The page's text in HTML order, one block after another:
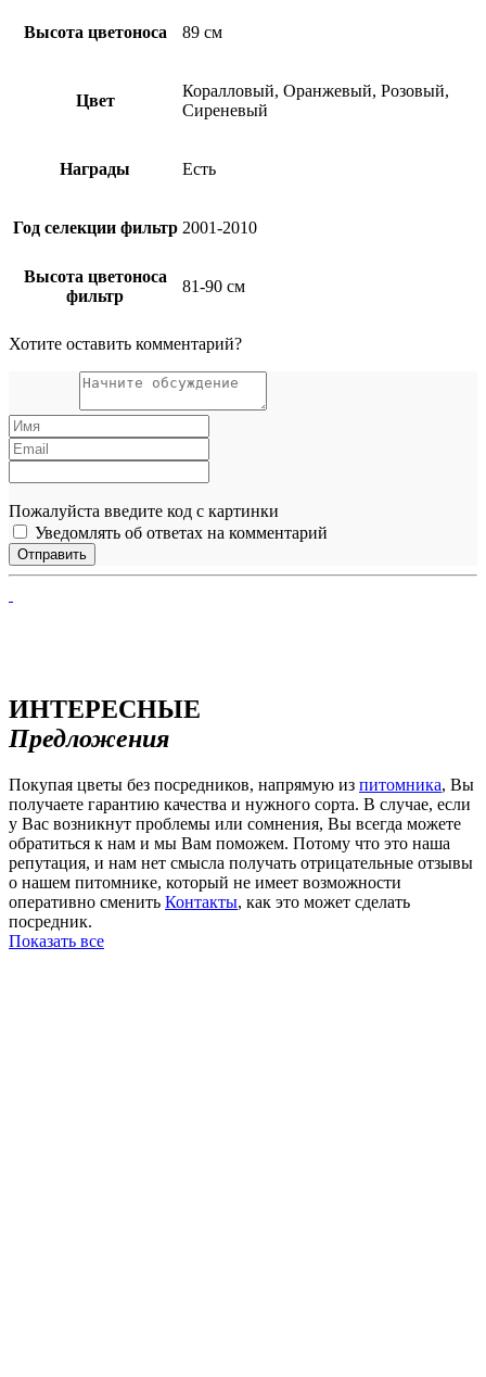
Высота цветоноса 89 см
Цвет
Коралловый, Оранжевый, Розовый,
Сиреневый
Награды Есть
Год селекции фильтр 2001-2010
Высота цветоноса
фильтр
81-90 см
Хотите оставить комментарий?
Пожалуйста введите код с картинки
Уведомлять об ответах на комментарий
ИНТЕРЕСНЫЕ
Предложения
Покупая цветы без посредников, напрямую из питомника, Вы
получаете гарантию качества и нужного сорта. В случае, если
у Вас возникнут проблемы или сомнения, Вы всегда можете
обратиться к нам и мы Вам поможем. Потому что это наша
репутация, и нам нет смысла получать отрицательные отзывы
о нашем питомнике, который не имеет возможности
оперативно сменить Контакты, как это может сделать
посредник.
Показать все